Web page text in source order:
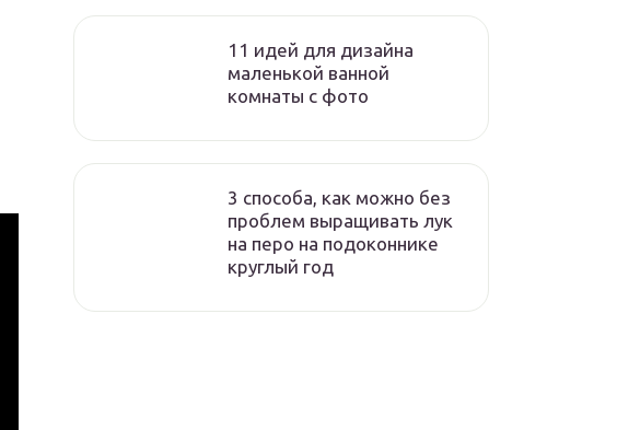
11 идей для дизайна
маленькой ванной
комнаты с фото
3 способа, как можно без
проблем выращивать лук
на перо на подоконнике
круглый год